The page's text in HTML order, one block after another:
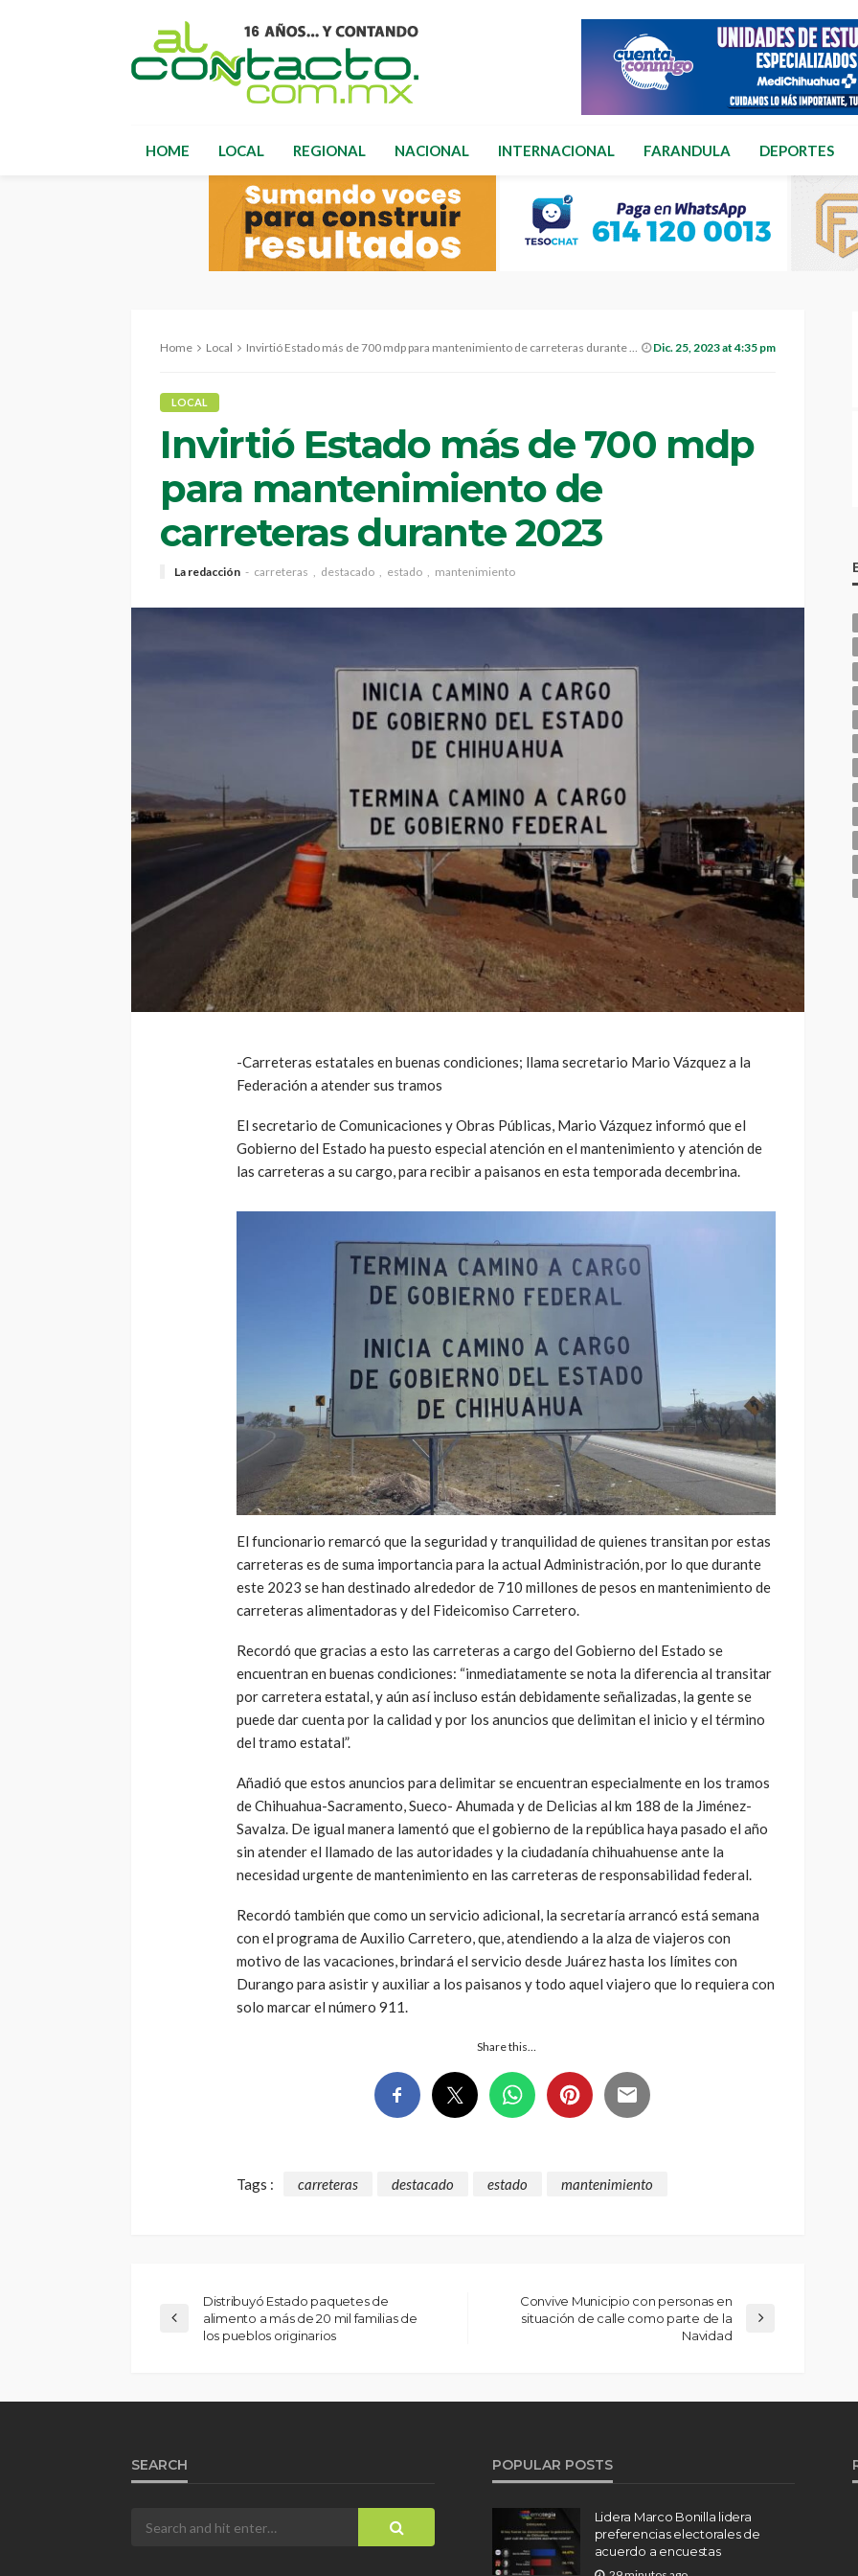
HOME LOCAL REGIONAL NACIONAL INTERNACIONAL FARANDULA DEPORTES
Home Local Invirtió Estado más de 700 mdp para mantenimiento de carreteras durante 2023 Dic. 25, 2023 at 4:35 pm
LOCAL
Invirtió Estado más de 700 mdp
para mantenimiento de
carreteras durante 2023
La redacción carreteras destacado estado mantenimiento
-Carreteras estatales en buenas condiciones; llama secretario Mario Vázquez a la
Federación a atender sus tramos
El secretario de Comunicaciones y Obras Públicas, Mario Vázquez informó que el
Gobierno del Estado ha puesto especial atención en el mantenimiento y atención de
las carreteras a su cargo, para recibir a paisanos en esta temporada decembrina.
El funcionario remarcó que la seguridad y tranquilidad de quienes transitan por estas
carreteras es de suma importancia para la actual Administración, por lo que durante
este 2023 se han destinado alrededor de 710 millones de pesos en mantenimiento de
carreteras alimentadoras y del Fideicomiso Carretero.
Recordó que gracias a esto las carreteras a cargo del Gobierno del Estado se
encuentran en buenas condiciones: “inmediatamente se nota la diferencia al transitar
por carretera estatal, y aún así incluso están debidamente señalizadas, la gente se
puede dar cuenta por la calidad y por los anuncios que delimitan el inicio y el término
del tramo estatal”.
Añadió que estos anuncios para delimitar se encuentran especialmente en los tramos
de Chihuahua-Sacramento, Sueco- Ahumada y de Delicias al km 188 de la Jiménez-
Savalza. De igual manera lamentó que el gobierno de la república haya pasado el año
sin atender el llamado de las autoridades y la ciudadanía chihuahuense ante la
necesidad urgente de mantenimiento en las carreteras de responsabilidad federal.
Recordó también que como un servicio adicional, la secretaría arrancó está semana
con el programa de Auxilio Carretero, que, atendiendo a la alza de viajeros con
motivo de las vacaciones, brindará el servicio desde Juárez hasta los límites con
Durango para asistir y auxiliar a los paisanos y todo aquel viajero que lo requiera con
solo marcar el número 911.
Share this…
Tags : carreteras destacado estado mantenimiento
Distribuyó Estado paquetes de
alimento a más de 20 mil familias de
los pueblos originarios
Convive Municipio con personas en
situación de calle como parte de la
Navidad
SEARCH POPULAR POSTS
Lidera Marco Bonilla lidera
preferencias electorales de
acuerdo a encuestas